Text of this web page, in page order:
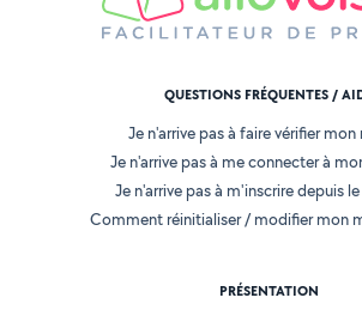
QUESTIONS FRÉQUENTES /
Je n'arrive pas à faire vérifier
Je n'arrive pas à me connecter à
Je n'arrive pas à m'inscrire depuis
Comment réinitialiser / modifier mon
PRÉSENTATION